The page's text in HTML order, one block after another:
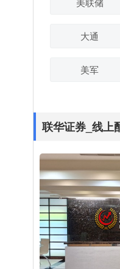
大通
美军
联华证券_线上